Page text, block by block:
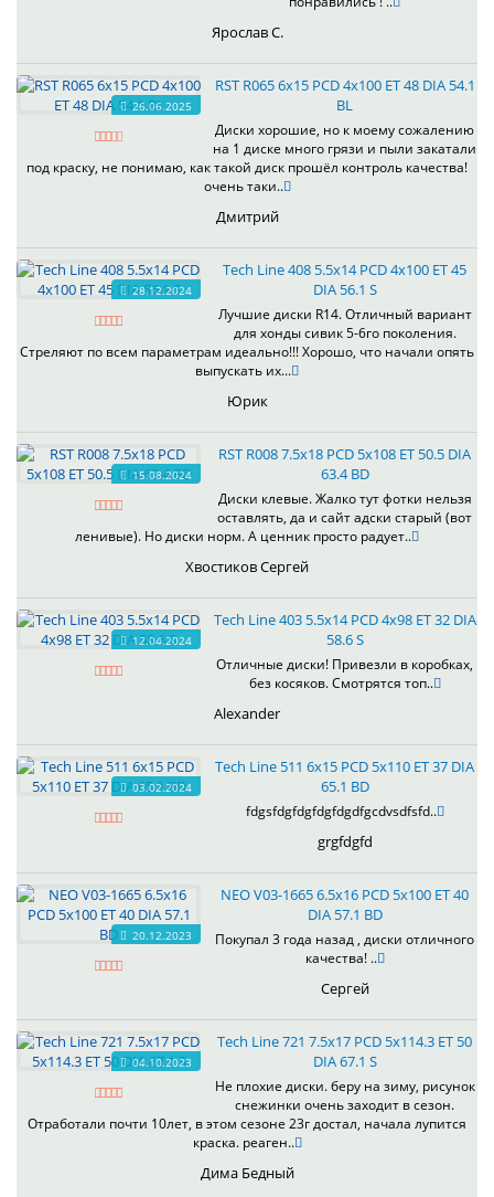
Ярослав С.
26.06.2025
RST R065 6x15 PCD 4x100 ET 48 DIA 54.1
BL
Диски хорошие, но к моему сожалению
на 1 диске много грязи и пыли закатали
под краску, не понимаю, как такой диск прошёл контроль качества!
очень таки..
Дмитрий
28.12.2024
Tech Line 408 5.5x14 PCD 4x100 ET 45
DIA 56.1 S
Лучшие диски R14. Отличный вариант
для хонды сивик 5-6го поколения.
Стреляют по всем параметрам идеально!!! Хорошо, что начали опять
выпускать их...
Юрик
15.08.2024
RST R008 7.5x18 PCD 5x108 ET 50.5 DIA
63.4 BD
Диски клевые. Жалко тут фотки нельзя
оставлять, да и сайт адски старый (вот
ленивые). Но диски норм. А ценник просто радует..
Хвостиков Сергей
12.04.2024
Tech Line 403 5.5x14 PCD 4x98 ET 32 DIA
58.6 S
Отличные диски! Привезли в коробках,
без косяков. Смотрятся топ..
Alexander
03.02.2024
Tech Line 511 6x15 PCD 5x110 ET 37 DIA
65.1 BD
fdgsfdgfdgfdgfdgdfgcdvsdfsfd..
grgfdgfd
20.12.2023
NEO V03-1665 6.5x16 PCD 5x100 ET 40
DIA 57.1 BD
Покупал 3 года назад , диски отличного
качества! ..
Сергей
04.10.2023
Tech Line 721 7.5x17 PCD 5x114.3 ET 50
DIA 67.1 S
Не плохие диски. беру на зиму, рисунок
снежинки очень заходит в сезон.
Отработали почти 10лет, в этом сезоне 23г достал, начала лупится
краска. реаген..
Дима Бедный